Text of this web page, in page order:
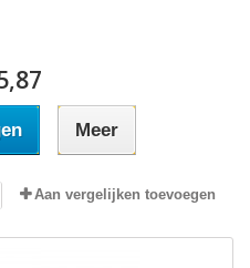
Meer
Aan vergelijken toevoegen